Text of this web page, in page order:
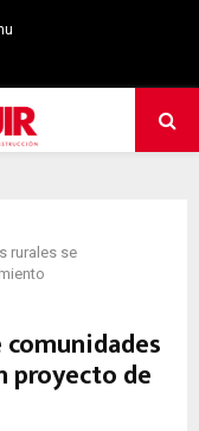
rurales se
proyecto de